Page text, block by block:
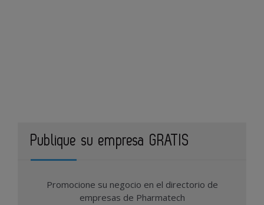
Publique su empresa GRATIS
Promocione su negocio en el directorio de
empresas de Pharmatech